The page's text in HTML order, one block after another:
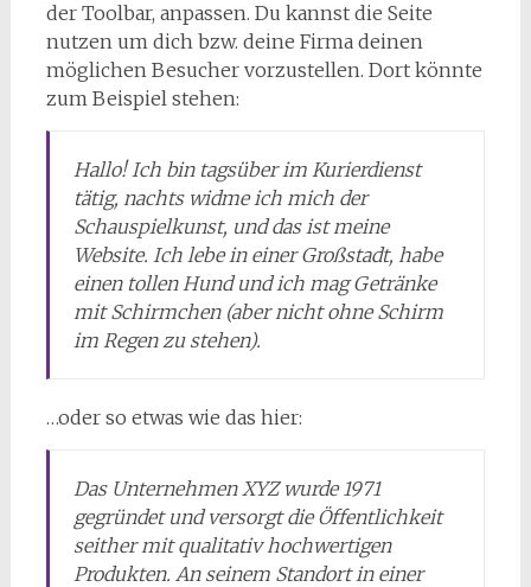
der Toolbar, anpassen. Du kannst die Seite
nutzen um dich bzw. deine Firma deinen
möglichen Besucher vorzustellen. Dort könnte
zum Beispiel stehen:
Hallo! Ich bin tagsüber im Kurierdienst
tätig, nachts widme ich mich der
Schauspielkunst, und das ist meine
Website. Ich lebe in einer Großstadt, habe
einen tollen Hund und ich mag Getränke
mit Schirmchen (aber nicht ohne Schirm
im Regen zu stehen).
…oder so etwas wie das hier:
Das Unternehmen XYZ wurde 1971
gegründet und versorgt die Öffentlichkeit
seither mit qualitativ hochwertigen
Produkten. An seinem Standort in einer